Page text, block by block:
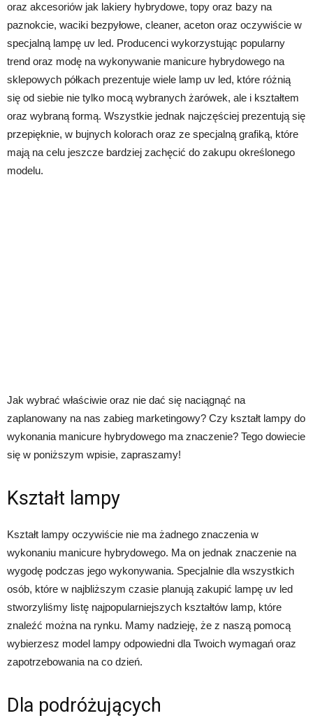
oraz akcesoriów jak lakiery hybrydowe, topy oraz bazy na
paznokcie, waciki bezpyłowe, cleaner, aceton oraz oczywiście w
specjalną lampę uv led. Producenci wykorzystując popularny
trend oraz modę na wykonywanie manicure hybrydowego na
sklepowych półkach prezentuje wiele lamp uv led, które różnią
się od siebie nie tylko mocą wybranych żarówek, ale i kształtem
oraz wybraną formą. Wszystkie jednak najczęściej prezentują się
przepięknie, w bujnych kolorach oraz ze specjalną grafiką, które
mają na celu jeszcze bardziej zachęcić do zakupu określonego
modelu.
Jak wybrać właściwie oraz nie dać się naciągnąć na
zaplanowany na nas zabieg marketingowy? Czy kształt lampy do
wykonania manicure hybrydowego ma znaczenie? Tego dowiecie
się w poniższym wpisie, zapraszamy!
Kształt lampy
Kształt lampy oczywiście nie ma żadnego znaczenia w
wykonaniu manicure hybrydowego. Ma on jednak znaczenie na
wygodę podczas jego wykonywania. Specjalnie dla wszystkich
osób, które w najbliższym czasie planują zakupić lampę uv led
stworzyliśmy listę najpopularniejszych kształtów lamp, które
znaleźć można na rynku. Mamy nadzieję, że z naszą pomocą
wybierzesz model lampy odpowiedni dla Twoich wymagań oraz
zapotrzebowania na co dzień.
Dla podróżujących